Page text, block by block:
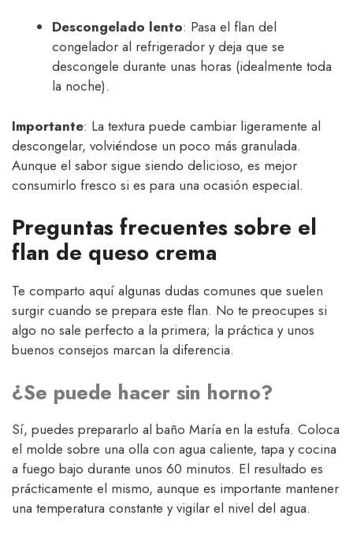
Descongelado lento: Pasa el flan del
congelador al refrigerador y deja que se
descongele durante unas horas (idealmente toda
la noche).
Importante: La textura puede cambiar ligeramente al
descongelar, volviéndose un poco más granulada.
Aunque el sabor sigue siendo delicioso, es mejor
consumirlo fresco si es para una ocasión especial.
Preguntas frecuentes sobre el
flan de queso crema
Te comparto aquí algunas dudas comunes que suelen
surgir cuando se prepara este flan. No te preocupes si
algo no sale perfecto a la primera; la práctica y unos
buenos consejos marcan la diferencia.
¿Se puede hacer sin horno?
Sí, puedes prepararlo al baño María en la estufa. Coloca
el molde sobre una olla con agua caliente, tapa y cocina
a fuego bajo durante unos 60 minutos. El resultado es
prácticamente el mismo, aunque es importante mantener
una temperatura constante y vigilar el nivel del agua.